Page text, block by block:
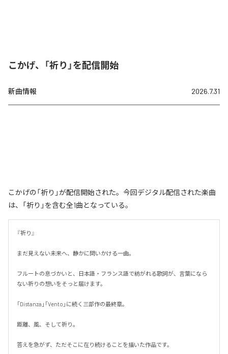
こかげ、「祈り」を配信開始
新曲情報 2026.7.31
こかげの「祈り」が配信開始された。今回デジタル配信された楽曲
は、「祈り」を含む全1曲となっている。
『祈り』
まだ見えない未来へ、静かに問いかける一曲。
フルートの息づかいと、日本語・フランス語で紡がれる歌詞が、言葉になら
ない祈りの想いをそっと届けます。
「Distanza」「Vento」に続く三部作の最終章。
距離、風、そして祈り。
答えを急がず、ただそこに在り続けることを描いた作品です。